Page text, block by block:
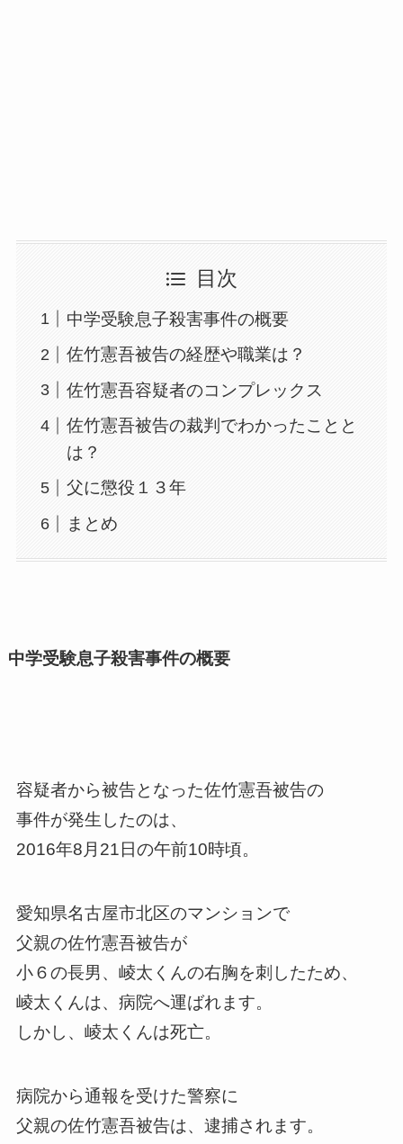
目次
中学受験息子殺害事件の概要
佐竹憲吾被告の経歴や職業は？
佐竹憲吾容疑者のコンプレックス
佐竹憲吾被告の裁判でわかったことと
は？
父に懲役１３年
まとめ
中学受験息子殺害事件の概要
容疑者から被告となった佐竹憲吾被告の
事件が発生したのは、
2016年8月21日の午前10時頃。
愛知県名古屋市北区のマンションで
父親の佐竹憲吾被告が
小６の長男、崚太くんの右胸を刺したため、
崚太くんは、病院へ運ばれます。
しかし、崚太くんは死亡。
病院から通報を受けた警察に
父親の佐竹憲吾被告は、逮捕されます。